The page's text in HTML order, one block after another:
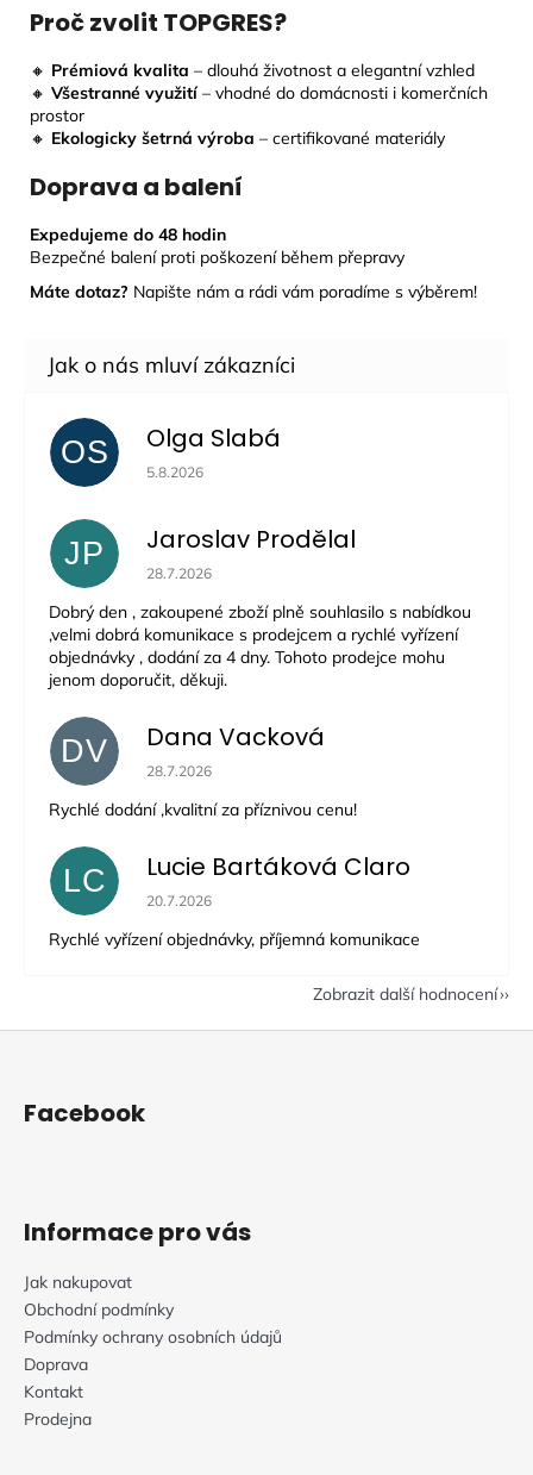
Proč zvolit TOPGRES?
🔸 Prémiová kvalita – dlouhá životnost a elegantní vzhled
🔸 Všestranné využití – vhodné do domácnosti i komerčních
prostor
🔸 Ekologicky šetrná výroba – certifikované materiály
Doprava a balení
Expedujeme do 48 hodin
Bezpečné balení proti poškození během přepravy
Máte dotaz? Napište nám a rádi vám poradíme s výběrem!
OS Olga Slabá
Hodnocení obchodu je 5 z 5 hvězdiček.
5.8.2026
JP Jaroslav Prodělal
Hodnocení obchodu je 5 z 5 hvězdiček.
28.7.2026
Dobrý den , zakoupené zboží plně souhlasilo s nabídkou
,velmi dobrá komunikace s prodejcem a rychlé vyřízení
objednávky , dodání za 4 dny. Tohoto prodejce mohu
jenom doporučit, děkuji.
DV Dana Vacková
Hodnocení obchodu je 5 z 5 hvězdiček.
28.7.2026
Rychlé dodání ,kvalitní za příznivou cenu!
LC Lucie Bartáková Claro
Hodnocení obchodu je 5 z 5 hvězdiček.
20.7.2026
Rychlé vyřízení objednávky, příjemná komunikace
Zobrazit další hodnocení
Z
Facebook
Informace pro vás
Jak nakupovat
Obchodní podmínky
Podmínky ochrany osobních údajů
Doprava
Kontakt
Prodejna